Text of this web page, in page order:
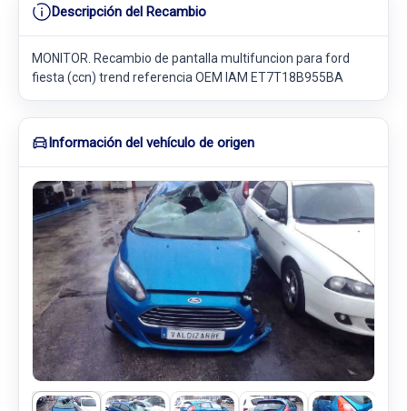
Descripción del Recambio
MONITOR. Recambio de pantalla multifuncion para ford
fiesta (ccn) trend referencia OEM IAM ET7T18B955BA
Información del vehículo de origen